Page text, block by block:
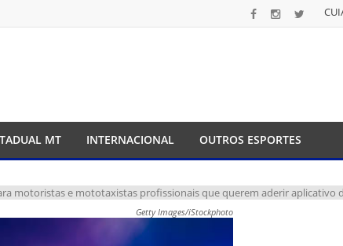
MT INTERNACIONAL OUTROS ESPORTES
motoristas e mototaxistas profissionais que querem aderir aplicativo
Getty Images/iStockphoto